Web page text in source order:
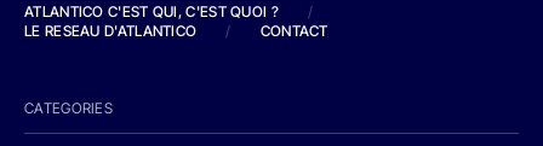
ATLANTICO C'EST QUI, C'EST QUOI ?
/
LE RESEAU D'ATLANTICO
/ CONTACT
CATEGORIES